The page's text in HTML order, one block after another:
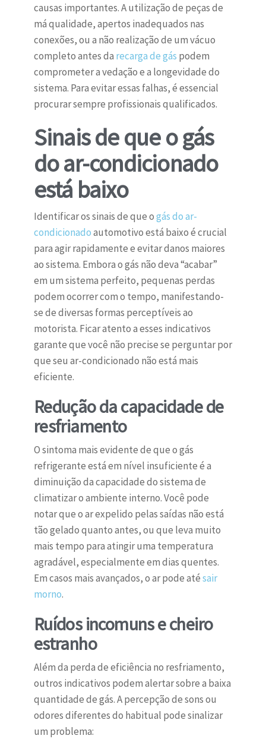
causas importantes. A utilização de peças de
má qualidade, apertos inadequados nas
conexões, ou a não realização de um vácuo
completo antes da recarga de gás podem
comprometer a vedação e a longevidade do
sistema. Para evitar essas falhas, é essencial
procurar sempre profissionais qualificados.
Sinais de que o gás
do ar-condicionado
está baixo
Identificar os sinais de que ogás do ar-
condicionadoautomotivo está baixo é crucial
para agir rapidamente e evitar danos maiores
ao sistema. Embora o gás não deva “acabar”
em um sistema perfeito, pequenas perdas
podem ocorrer com o tempo, manifestando-
se de diversas formas perceptíveis ao
motorista. Ficar atento a esses indicativos
garante que você não precise se perguntar por
que seu ar-condicionado não está mais
eficiente.
Redução da capacidade de
resfriamento
O sintoma mais evidente de que o gás
refrigerante está em nível insuficiente é a
diminuição da capacidade do sistema de
climatizar o ambiente interno. Você pode
notar que o ar expelido pelas saídas não está
tão gelado quanto antes, ou que leva muito
mais tempo para atingir uma temperatura
agradável, especialmente em dias quentes.
Em casos mais avançados, o ar pode atésair
morno.
Ruídos incomuns e cheiro
estranho
Além da perda de eficiência no resfriamento,
outros indicativos podem alertar sobre a baixa
quantidade de gás. A percepção de sons ou
odores diferentes do habitual pode sinalizar
um problema: